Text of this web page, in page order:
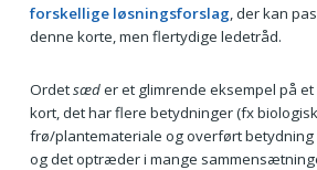
forskellige løsningsforslag, der kan
denne korte, men flertydige ledetråd.
Ordetsæder et glimrende eksempel på
kort, det har flere betydninger (fx
frø/plantemateriale og overført
og det optræder i mange